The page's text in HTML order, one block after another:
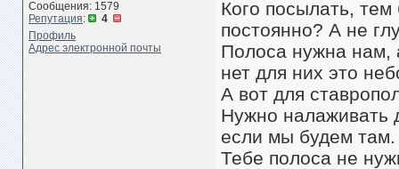
Сообщения: 1579
Репутация:
4
Профиль
Адрес электронной почты
Кого посылать, тем
постоянно? А не
Полоса нужна нам,
нет для них это
А вот для
Нужно налаживать
если мы будем там.
Тебе полоса не